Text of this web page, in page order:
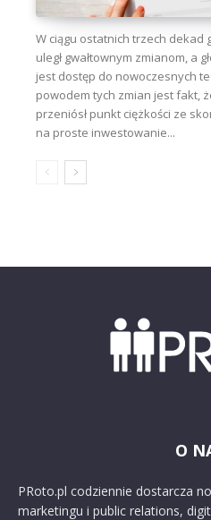
W ciągu ostatnich trzech
uległ gwałtownym zmianom, a
jest dostęp do nowoczesnych
powodem tych zmian jest fakt,
przeniósł punkt ciężkości ze
na proste inwestowanie...
O
PRoto.pl codziennie dostarcza
marketingu i public relations,